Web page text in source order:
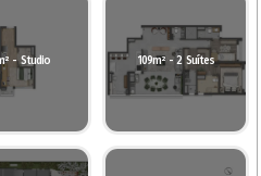
- Studio 109m² - 2 Suítes